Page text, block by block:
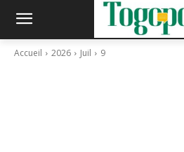
Accueil 2026 Juil 9